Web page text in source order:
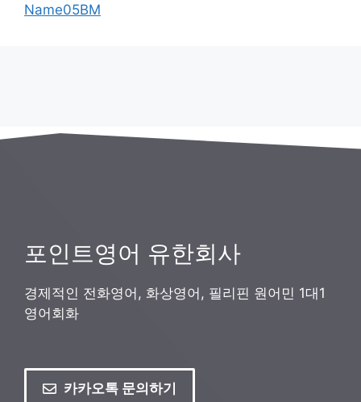
Name05BM
포인트영어 유한회사
경제적인 전화영어, 화상영어, 필리핀 원어민 1대1
영어회화
카카오톡 문의하기